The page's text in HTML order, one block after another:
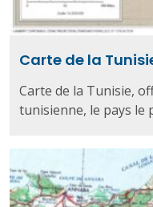
Carte de la
Carte de la Tunisie,
tunisienne, le pays le